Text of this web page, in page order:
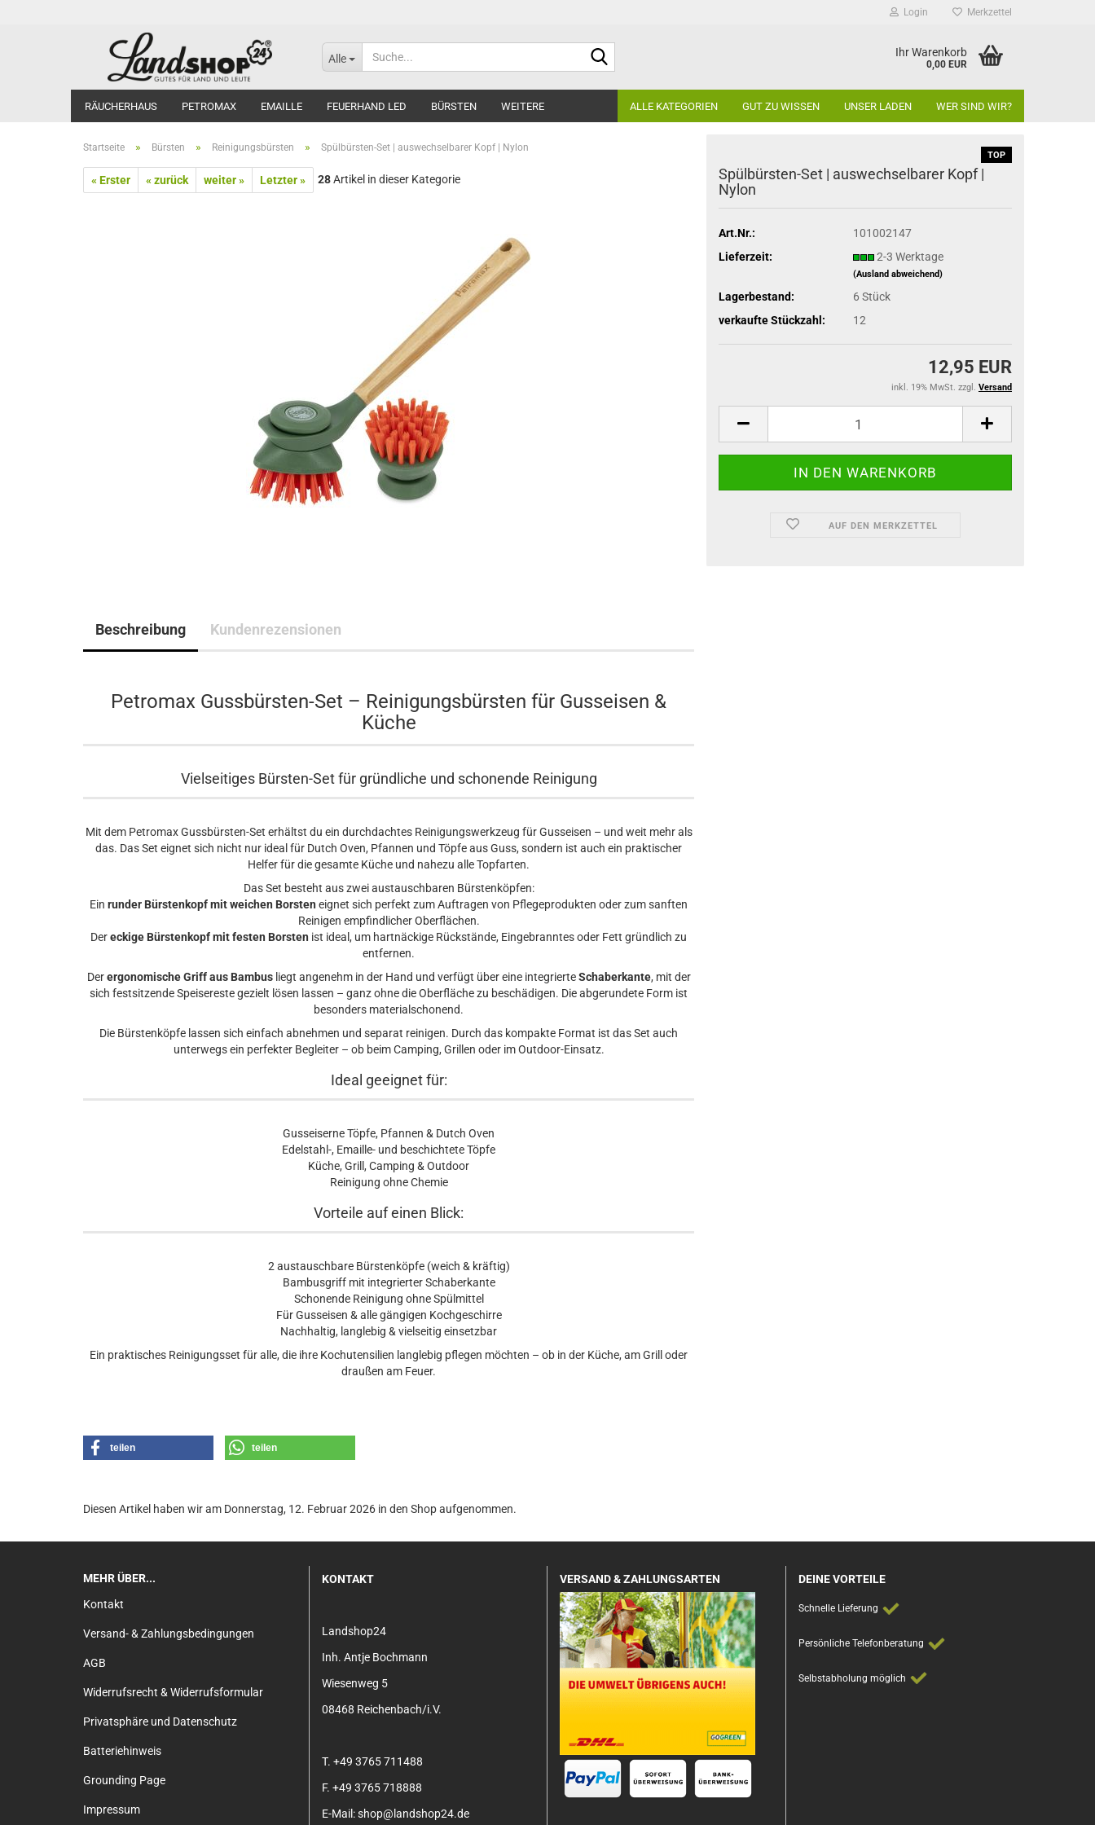
Login Merkzettel
Alle Ihr Warenkorb
0,00 EUR
RÄUCHERHAUS PETROMAX EMAILLE FEUERHAND LED BÜRSTEN ALLE KATEGORIEN GUT ZU WISSEN UNSER LADEN WER SIND WIR?
WEITERE
Startseite » Bürsten » Reinigungsbürsten » Spülbürsten-Set | auswechselbarer Kopf | Nylon
« Erster « zurück weiter » Letzter » 28Artikel in dieser Kategorie
TOP
Spülbürsten-Set | auswechselbarer Kopf |
Nylon
Art.Nr.:
101002147
Lieferzeit:
2-3 Werktage
(Ausland abweichend)
Lagerbestand: 6 Stück
verkaufte Stückzahl:
12
12,95 EUR
inkl. 19% MwSt. zzgl. Versand
AUF DEN MERKZETTEL
Beschreibung Kundenrezensionen
Petromax Gussbürsten-Set – Reinigungsbürsten für Gusseisen &
Küche
Vielseitiges Bürsten-Set für gründliche und schonende Reinigung
Mit dem Petromax Gussbürsten-Set erhältst du ein durchdachtes Reinigungswerkzeug für Gusseisen – und weit mehr als
das. Das Set eignet sich nicht nur ideal für Dutch Oven, Pfannen und Töpfe aus Guss, sondern ist auch ein praktischer
Helfer für die gesamte Küche und nahezu alle Topfarten.
Das Set besteht aus zwei austauschbaren Bürstenköpfen:
Ein runder Bürstenkopf mit weichen Borsten eignet sich perfekt zum Auftragen von Pflegeprodukten oder zum sanften
Reinigen empfindlicher Oberflächen.
Dereckige Bürstenkopf mit festen Borsten ist ideal, um hartnäckige Rückstände, Eingebranntes oder Fett gründlich zu
entfernen.
Derergonomische Griff aus Bambusliegt angenehm in der Hand und verfügt über eine integrierteSchaberkante, mit der
sich festsitzende Speisereste gezielt lösen lassen – ganz ohne die Oberfläche zu beschädigen. Die abgerundete Form ist
besonders materialschonend.
Die Bürstenköpfe lassen sich einfach abnehmen und separat reinigen. Durch das kompakte Format ist das Set auch
unterwegs ein perfekter Begleiter – ob beim Camping, Grillen oder im Outdoor-Einsatz.
Ideal geeignet für:
Gusseiserne Töpfe, Pfannen & Dutch Oven
Edelstahl-, Emaille- und beschichtete Töpfe
Küche, Grill, Camping & Outdoor
Reinigung ohne Chemie
Vorteile auf einen Blick:
2 austauschbare Bürstenköpfe (weich & kräftig)
Bambusgriff mit integrierter Schaberkante
Schonende Reinigung ohne Spülmittel
Für Gusseisen & alle gängigen Kochgeschirre
Nachhaltig, langlebig & vielseitig einsetzbar
Ein praktisches Reinigungsset für alle, die ihre Kochutensilien langlebig pflegen möchten – ob in der Küche, am Grill oder
draußen am Feuer.
teilen teilen
Diesen Artikel haben wir am Donnerstag, 12. Februar 2026 in den Shop aufgenommen.
MEHR ÜBER...
Kontakt
Versand- & Zahlungsbedingungen
AGB
Widerrufsrecht & Widerrufsformular
Privatsphäre und Datenschutz
Batteriehinweis
Grounding Page
Impressum
KONTAKT
Landshop24
Inh. Antje Bochmann
Wiesenweg 5
08468 Reichenbach/i.V.
T. +49 3765 711488
F. +49 3765 718888
E-Mail: shop@landshop24.de
VERSAND & ZAHLUNGSARTEN DEINE VORTEILE
Schnelle Lieferung
Persönliche Telefonberatung
Selbstabholung möglich